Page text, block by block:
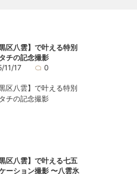
区八雲】で叶える特別
チの記念撮影
11/17
0
区八雲】で叶える特別
チの記念撮影
黒区八雲】で叶える七五
ーション撮影 〜八雲氷